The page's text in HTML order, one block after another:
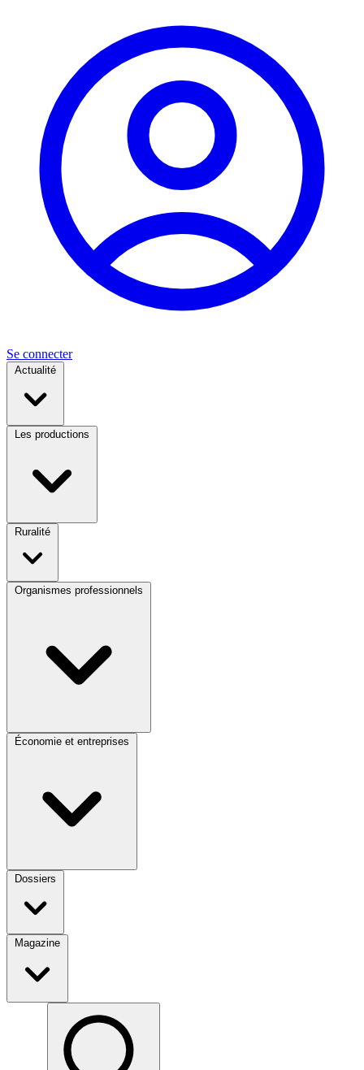
Se connecter
Actualité
Les productions
Ruralité
Organismes professionnels
Économie et entreprises
Dossiers
Magazine